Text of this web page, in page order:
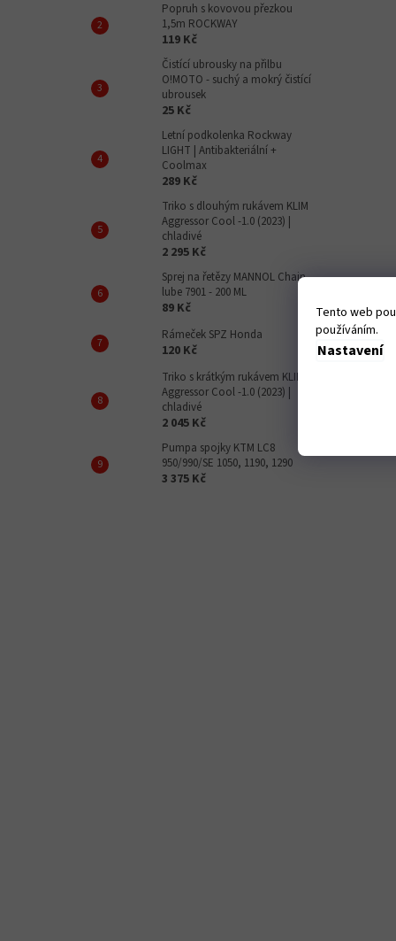
Tento web
používáním.
Nastavení
Popruh s kovovou přezkou
1,5m ROCKWAY
119 Kč
Čistící ubrousky na přilbu
O!MOTO - suchý a mokrý čistící
ubrousek
25 Kč
Letní podkolenka Rockway
LIGHT | Antibakteriální +
Coolmax
289 Kč
Triko s dlouhým rukávem KLIM
Aggressor Cool -1.0 (2023) |
chladivé
2 295 Kč
Sprej na řetězy MANNOL Chain
lube 7901 - 200 ML
89 Kč
Rámeček SPZ Honda
120 Kč
Triko s krátkým rukávem KLIM
Aggressor Cool -1.0 (2023) |
chladivé
2 045 Kč
Pumpa spojky KTM LC8
950/990/SE 1050, 1190, 1290
3 375 Kč